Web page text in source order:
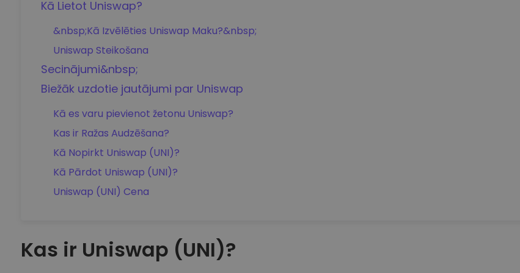
Kā Lietot Uniswap?
&nbsp;Kā Izvēlēties Uniswap Maku?&nbsp;
Uniswap Steikošana
Secinājumi&nbsp;
Biežāk uzdotie jautājumi par Uniswap
Kā es varu pievienot žetonu Uniswap?
Kas ir Ražas Audzēšana?
Kā Nopirkt Uniswap (UNI)?
Kā Pārdot Uniswap (UNI)?
Uniswap (UNI) Cena
Kas ir Uniswap (UNI)?